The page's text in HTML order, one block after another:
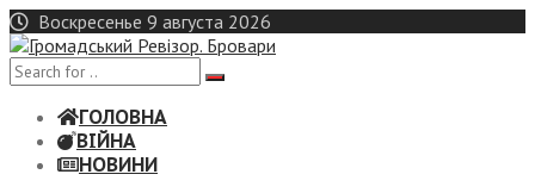
Skip
to
content
Воскресенье 9 августа 2026
ГОЛОВНА
ВІЙНА
НОВИНИ